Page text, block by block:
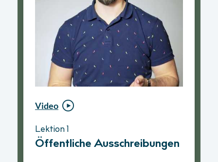
Video
Lektion 1
Öffentliche Ausschreibungen
Ablauf eines